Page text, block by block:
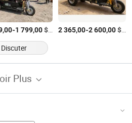
-1 799,00$US /Pièce
2 365,00-2 600,00$US
Discuter
Plus